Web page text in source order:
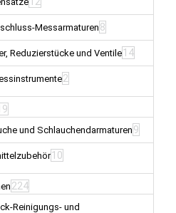
Messarmaturen 8
Reduzierstücke und Ventile 14
2
und Schlauchendarmaturen 9
10
224
Reinigungs- und